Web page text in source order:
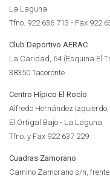
La Laguna
Tfno. 922 636 713 - Fax 922
Club Deportivo AERAC
La Caridad, 64 (Esquina El
38350 Tacoronte
Centro Hípico El Rocío
Alfredo Hernández
El Ortigal Bajo - La Laguna
Tfno. y Fax 922 637 229
Cuadras Zamorano
Camino Zamorano s/n,